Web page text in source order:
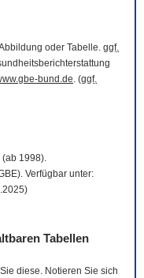
oder Tabelle. ggf.
bund.de. (ggf.
(ab 1998).
Verfügbar unter:
Tabellen
diese. Notieren Sie sich